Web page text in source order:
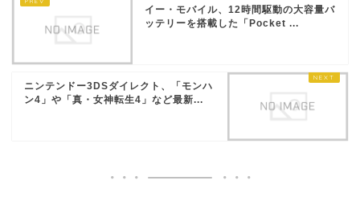
イー・モバイル、12時間駆動の大容量バ
ッテリーを搭載した「Pocket ...
ニンテンドー3DSダイレクト、「モンハ
ン4」や「真・女神転生4」など最新...